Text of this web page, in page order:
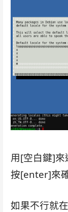
用[空白鍵]來
按[enter]來
如果不行就